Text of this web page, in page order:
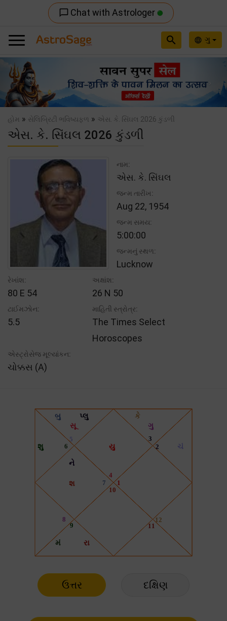
chat_bubble_outline Chat with Astrologer
language ગુ
search
Previous
હોમ » સેલિબ્રિટી ભવિષ્યફળ » એસ. કે. સિંઘલ 2026 કુંડળી
એસ. કે. સિંઘલ 2026 કુંડળી
નામ:
એસ. કે. સિંઘલ
જન્મ તારીખ:
Aug 22, 1954
જન્મ સમય:
5:00:00
જન્મનું સ્થળ:
Lucknow
રેખાંશ:
80 E 54
અક્ષાંશ:
26 N 50
ટાઈમઝોન:
5.5
માહિતી સ્ત્રોત્ર:
The Times Select
Horoscopes
એસ્ટ્રોસેજ મૂલ્યાંકન:
ચોક્કસ (A)
ઉત્તર દક્ષિણ